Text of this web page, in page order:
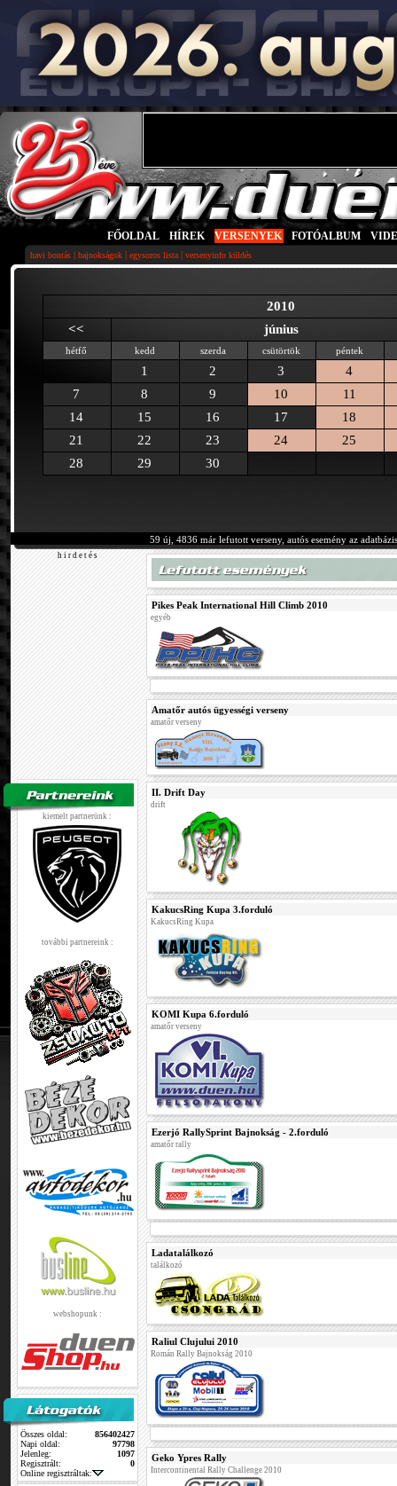
FŐOLDAL HÍREK VERSENYEK FOTÓALBUM
havi bontás | bajnokságok | egysoros lista | versenyinfo küldés
2010
<<
június
hétfő kedd szerda csütörtök péntek
1 2 3
4
7
8 9 10
11
14
15 16 17
18
21
22 23 24
25
28
29 30
59 új, 4836 már lefutott verseny, autós esemény az
h i r d e t é s
kiemelt partnerünk :
további partnereink :
webshopunk :
Összes oldal:
856402427
Napi oldal:
97798
Jelenleg:
1097
Regisztrált:
0
Online regisztráltak:
Pikes Peak International Hill Climb 2010
egyéb
Amatőr autós ügyességi verseny
amatőr verseny
II. Drift Day
drift
KakucsRing Kupa 3.forduló
KakucsRing Kupa
KOMI Kupa 6.forduló
amatőr verseny
Ezerjó RallySprint Bajnokság - 2.forduló
amatőr rally
Ladatalálkozó
találkozó
Raliul Clujului 2010
Román Rally Bajnokság 2010
Geko Ypres Rally
Intercontinental Rally Challenge 2010